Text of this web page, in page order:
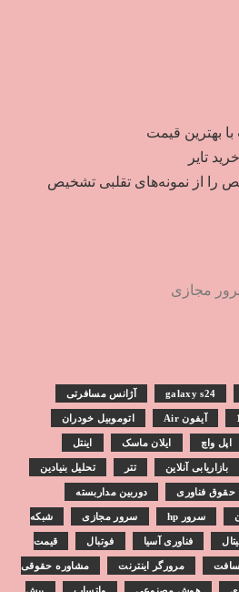
را از نمونه‌های تقلبی تشخیص
مجازی
galaxy s24 آژانس مسافرتی
آیفون Air اتوموبیل خودران
اپل واچ ایلان ماسک اینتل
بازاریابی آنلاین تتر تحلیل بنیادین
حقوق فناوری دوربین مداربسته
سرور hp سرور مجازی شبکه
فناوری آسیا فوتبال قیمت
مرورگر اینترنت مشاوره حقوقی